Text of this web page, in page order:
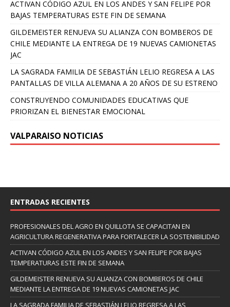
ACTIVAN CÓDIGO AZUL EN LOS ANDES Y SAN FELIPE POR
BAJAS TEMPERATURAS ESTE FIN DE SEMANA
GILDEMEISTER RENUEVA SU ALIANZA CON BOMBEROS DE
CHILE MEDIANTE LA ENTREGA DE 19 NUEVAS CAMIONETAS
JAC
LA SAGRADA FAMILIA DE SEBASTIÁN LELIO REGRESA A LAS
PANTALLAS DE VILLA ALEMANA A 20 AÑOS DE SU ESTRENO
CONSTRUYENDO COMUNIDADES EDUCATIVAS QUE
PRIORIZAN EL BIENESTAR EMOCIONAL
VALPARAISO NOTICIAS
ENTRADAS RECIENTES
PROFESIONALES DEL AGRO EN QUILLOTA SE CAPACITAN EN
AGRICULTURA REGENERATIVA PARA FORTALECER LA SOSTENIBILIDAD
ACTIVAN CÓDIGO AZUL EN LOS ANDES Y SAN FELIPE POR BAJAS
TEMPERATURAS ESTE FIN DE SEMANA
GILDEMEISTER RENUEVA SU ALIANZA CON BOMBEROS DE CHILE
MEDIANTE LA ENTREGA DE 19 NUEVAS CAMIONETAS JAC
LA SAGRADA FAMILIA DE SEBASTIÁN LELIO REGRESA A LAS